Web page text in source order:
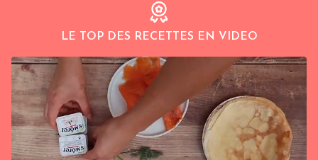
LE TOP DES RECETTES EN VIDEO